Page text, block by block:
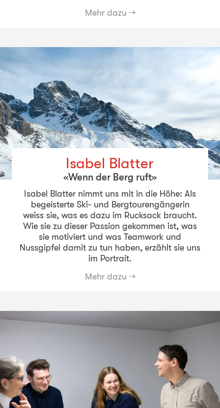
Mehr dazu →
Isabel Blatter
«Wenn der Berg ruft»
Isabel Blatter nimmt uns mit in die Höhe: Als
begeisterte Ski- und Bergtourengängerin
weiss sie, was es dazu im Rucksack braucht.
Wie sie zu dieser Passion gekommen ist, was
sie motiviert und was Teamwork und
Nussgipfel damit zu tun haben, erzählt sie uns
im Portrait.
Mehr dazu →